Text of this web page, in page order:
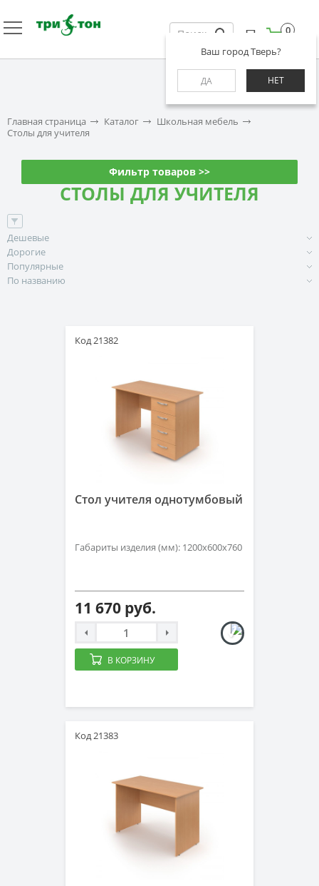
Ваш город Тверь?
ДА НЕТ
0
Главная страница Каталог
Школьная мебель
Столы для учителя
Фильтр товаров >>
СТОЛЫ ДЛЯ УЧИТЕЛЯ
Дешевые
Дорогие
Популярные
По названию
Код 21382
Стол учителя однотумбовый
Габариты изделия (мм): 1200х600х760
11 670 руб.
В КОРЗИНУ
Код 21383